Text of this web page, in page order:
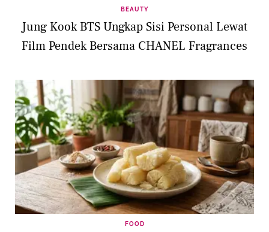
BEAUTY
Jung Kook BTS Ungkap Sisi Personal Lewat
Film Pendek Bersama CHANEL Fragrances
FOOD